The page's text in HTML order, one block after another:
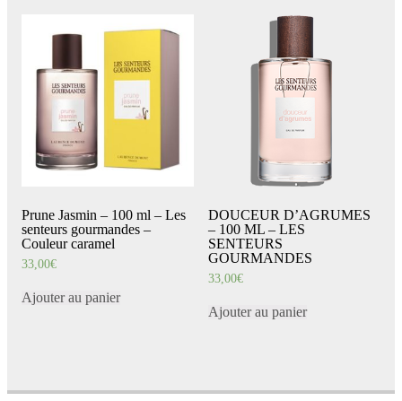
Prune Jasmin – 100 ml – Les
senteurs gourmandes –
Couleur caramel
33,00€
Ajouter au panier
DOUCEUR D’AGRUMES
– 100 ML – LES
SENTEURS
GOURMANDES
33,00€
Ajouter au panier